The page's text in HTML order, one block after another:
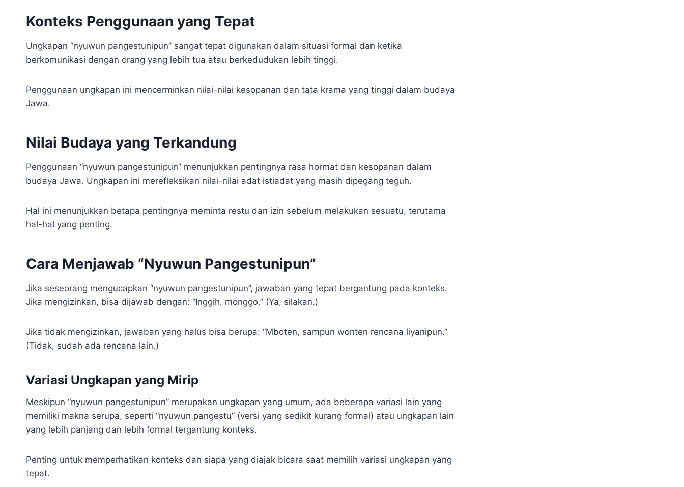
Konteks Penggunaan yang Tepat
Ungkapan “nyuwun pangestunipun” sangat tepat digunakan dalam situasi formal dan ketika
berkomunikasi dengan orang yang lebih tua atau berkedudukan lebih tinggi.
Penggunaan ungkapan ini mencerminkan nilai-nilai kesopanan dan tata krama yang tinggi dalam budaya
Jawa.
Nilai Budaya yang Terkandung
Penggunaan “nyuwun pangestunipun” menunjukkan pentingnya rasa hormat dan kesopanan dalam
budaya Jawa. Ungkapan ini merefleksikan nilai-nilai adat istiadat yang masih dipegang teguh.
Hal ini menunjukkan betapa pentingnya meminta restu dan izin sebelum melakukan sesuatu, terutama
hal-hal yang penting.
Cara Menjawab “Nyuwun Pangestunipun”
Jika seseorang mengucapkan “nyuwun pangestunipun”, jawaban yang tepat bergantung pada konteks.
Jika mengizinkan, bisa dijawab dengan: “Inggih, monggo.” (Ya, silakan.)
Jika tidak mengizinkan, jawaban yang halus bisa berupa: “Mboten, sampun wonten rencana liyanipun.”
(Tidak, sudah ada rencana lain.)
Variasi Ungkapan yang Mirip
Meskipun “nyuwun pangestunipun” merupakan ungkapan yang umum, ada beberapa variasi lain yang
memiliki makna serupa, seperti “nyuwun pangestu” (versi yang sedikit kurang formal) atau ungkapan lain
yang lebih panjang dan lebih formal tergantung konteks.
Penting untuk memperhatikan konteks dan siapa yang diajak bicara saat memilih variasi ungkapan yang
tepat.